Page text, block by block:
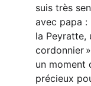
suis très
avec papa :
la Peyratte,
cordonnier
un moment
précieux